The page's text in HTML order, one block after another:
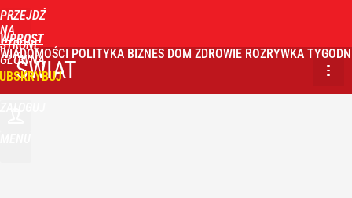
PRZEJDŹ
NA
STRONĘ
GŁÓWNĄ
WPROST
WIADOMOŚCI POLITYKA BIZNES DOM ZDROWIE ROZRYWKA
ŚWIAT